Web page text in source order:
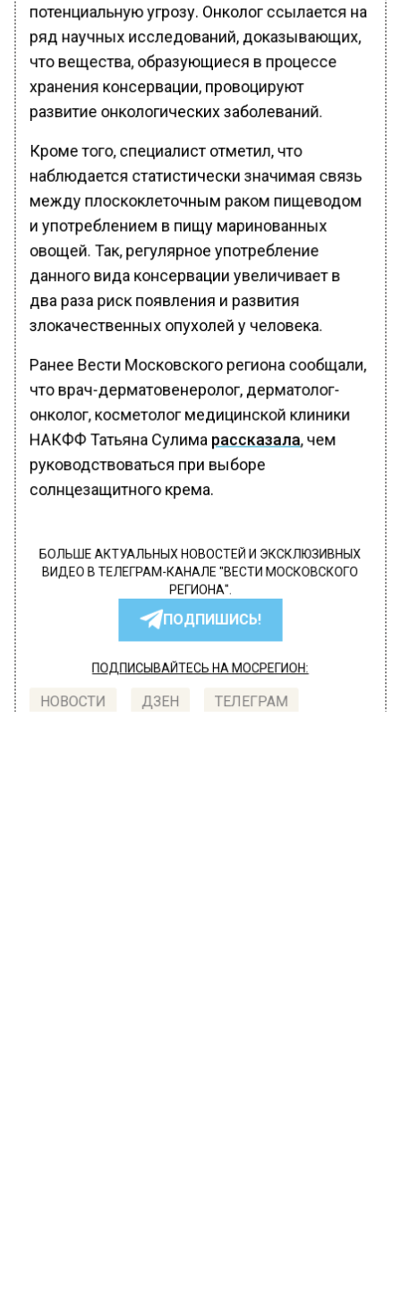
потенциальную угрозу. Онколог ссылается на
ряд научных исследований, доказывающих,
что вещества, образующиеся в процессе
хранения консервации, провоцируют
развитие онкологических заболеваний.
Кроме того, специалист отметил, что
наблюдается статистически значимая связь
между плоскоклеточным раком пищеводом
и употреблением в пищу маринованных
овощей. Так, регулярное употребление
данного вида консервации увеличивает в
два раза риск появления и развития
злокачественных опухолей у человека.
Ранее Вести Московского региона сообщали,
что врач-дерматовенеролог, дерматолог-
онколог, косметолог медицинской клиники
НАКФФ Татьяна Сулима рассказала, чем
руководствоваться при выборе
солнцезащитного крема.
БОЛЬШЕ АКТУАЛЬНЫХ НОВОСТЕЙ И ЭКСКЛЮЗИВНЫХ
ВИДЕО В ТЕЛЕГРАМ-КАНАЛЕ "ВЕСТИ МОСКОВСКОГО
РЕГИОНА".
ПОДПИШИСЬ!
ПОДПИСЫВАЙТЕСЬ НА МОСРЕГИОН:
НОВОСТИ ДЗЕН ТЕЛЕГРАМ